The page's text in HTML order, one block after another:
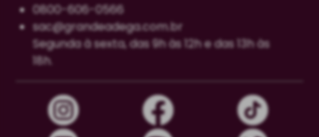
0800-606-0566
sac@grandeadega.com.br
Segunda à sexta, das 9h às 12h e das 13h às
18h.